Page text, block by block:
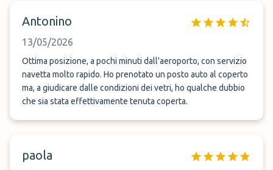
Antonino
13/05/2026
Ottima posizione, a pochi minuti dall'aeroporto, con servizio
navetta molto rapido. Ho prenotato un posto auto al coperto
ma, a giudicare dalle condizioni dei vetri, ho qualche dubbio
che sia stata effettivamente tenuta coperta.
paola